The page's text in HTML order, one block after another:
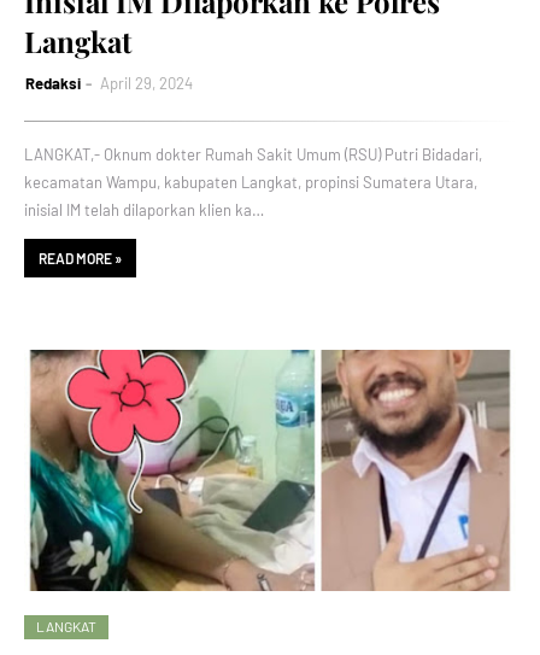
Langkat
Redaksi April 29, 2024
LANGKAT,- Oknum dokter Rumah Sakit Umum (RSU) Putri Bidadari,
kecamatan Wampu, kabupaten Langkat, propinsi Sumatera Utara,
inisial IM telah dilaporkan klien ka…
READ MORE »
LANGKAT